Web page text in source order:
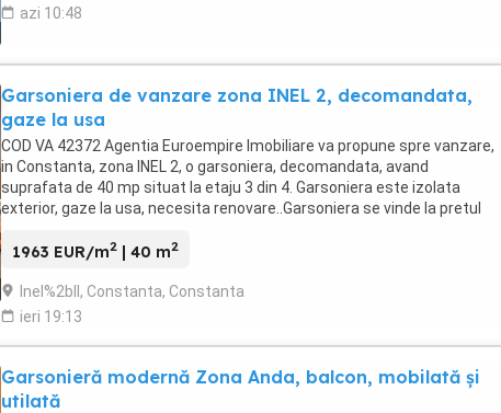
azi 10:48
Garsoniera de vanzare zona INEL 2, decomandata,
gaze la usa
COD VA 42372 Agentia Euroempire Imobiliare va propune spre vanzare,
in Constanta, zona INEL 2, o garsoniera, decomandata, avand
suprafata de 40 mp situat la etaju 3 din 4. Garsoniera este izolata
exterior, gaze la usa, necesita renovare..Garsoniera se vinde la pretul
1963 EUR/m2 | 40 m2
Inel%2bII, Constanta, Constanta
ieri 19:13
Garsonieră modernă Zona Anda, balcon, mobilată și
utilată